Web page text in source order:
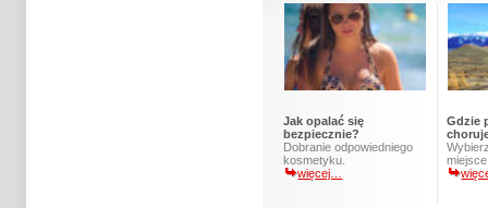
Jak opalać się
bezpiecznie?
Dobranie odpowiedniego
kosmetyku.
więcej…
Gdzie